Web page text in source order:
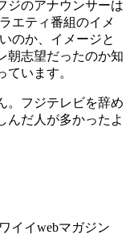
ジのアナウンサーは
エティ番組のイメ
のか、イメージと
朝志望だったのか知
います。
。フジテレビを辞め
んだ人が多かったよ
イイwebマガジン